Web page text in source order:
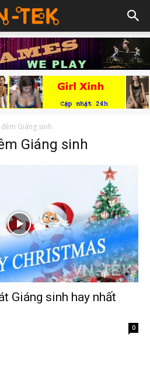
Giáng sinh
Giáng sinh
Giáng sinh hay nhất
0